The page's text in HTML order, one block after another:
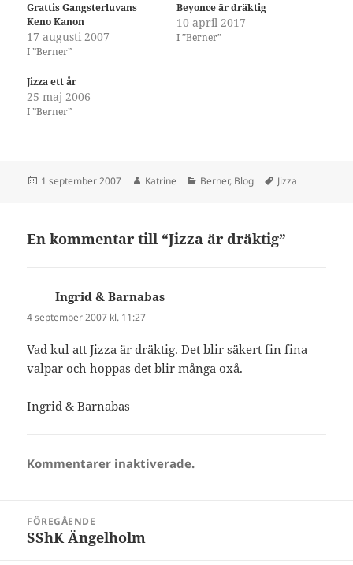
Grattis Gangsterluvans
Keno Kanon
17 augusti 2007
I ”Berner”
Beyonce är dräktig
10 april 2017
I ”Berner”
Jizza ett år
25 maj 2006
I ”Berner”
Postat
1 september 2007 Författare
Katrine Kategorier
Berner, Blog Taggar
Jizza
En kommentar till “Jizza är dräktig”
Ingrid & Barnabas
4 september 2007 kl. 11:27
Vad kul att Jizza är dräktig. Det blir säkert fin fina
valpar och hoppas det blir många oxå.
Ingrid & Barnabas
Kommentarer inaktiverade.
FÖREGÅENDE
Föregående
SShK Ängelholm